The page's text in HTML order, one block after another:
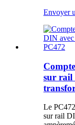
Envoyer
sur rail
Le
sur rail